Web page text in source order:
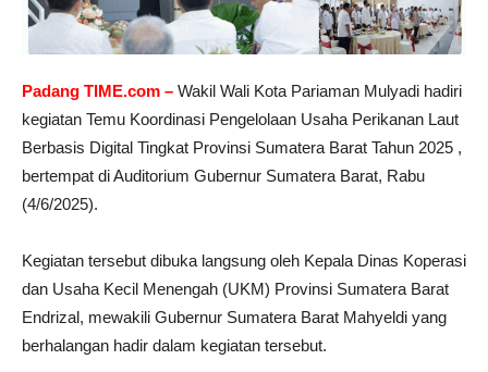
Padang TIME.com – Wakil Wali Kota Pariaman Mulyadi hadiri
kegiatan Temu Koordinasi Pengelolaan Usaha Perikanan Laut
Berbasis Digital Tingkat Provinsi Sumatera Barat Tahun 2025 ,
bertempat di Auditorium Gubernur Sumatera Barat, Rabu
(4/6/2025).
Kegiatan tersebut dibuka langsung oleh Kepala Dinas Koperasi
dan Usaha Kecil Menengah (UKM) Provinsi Sumatera Barat
Endrizal, mewakili Gubernur Sumatera Barat Mahyeldi yang
berhalangan hadir dalam kegiatan tersebut.